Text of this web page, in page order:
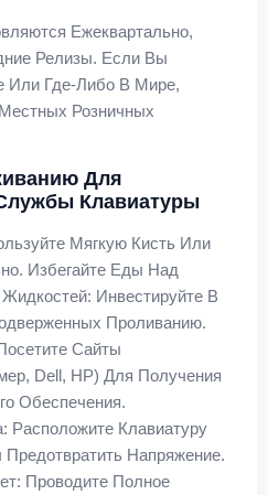
Ежеквартально,
Релизы. Если Вы
Или Где-Либо В Мире,
Розничных
Для
Клавиатуры
Мягкую Кисть Или
Избегайте Еды Над
Инвестируйте В
Проливанию.
Сайты
Dell, HP) Для Получения
Обеспечения.
Расположите Клавиатуру
Напряжение.
Проводите Полное